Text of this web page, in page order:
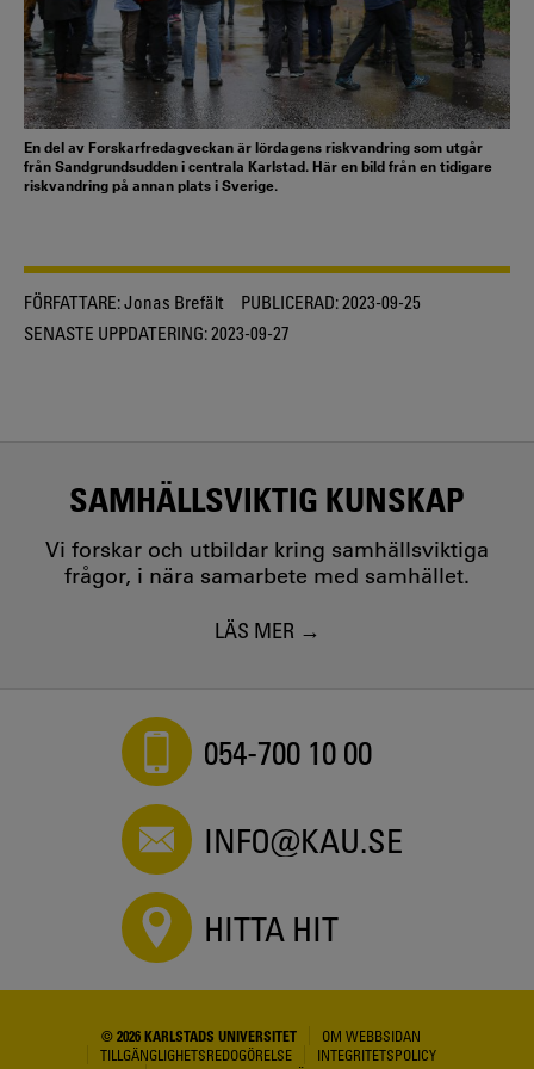
En del av Forskarfredagveckan är lördagens riskvandring som utgår
från Sandgrundsudden i centrala Karlstad. Här en bild från en tidigare
riskvandring på annan plats i Sverige.
FÖRFATTARE:Jonas Brefält PUBLICERAD:2023-09-25
SENASTE UPPDATERING:2023-09-27
SAMHÄLLSVIKTIG KUNSKAP
Vi forskar och utbildar kring samhällsviktiga
frågor, i nära samarbete med samhället.
LÄS MER
054-700 10 00
INFO@KAU.SE
HITTA HIT
© 2026 KARLSTADS UNIVERSITET
OM WEBBSIDAN
TILLGÄNGLIGHETSREDOGÖRELSE
INTEGRITETSPOLICY